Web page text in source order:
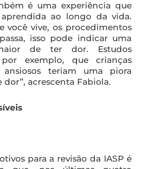
é uma experiência que
ao longo da vida.
você vive, os procedimentos
isso pode indicar uma
de ter dor. Estudos
por exemplo, que crianças
teriam uma piora
dor”, acrescenta Fabiola.
para a revisão da IASP é